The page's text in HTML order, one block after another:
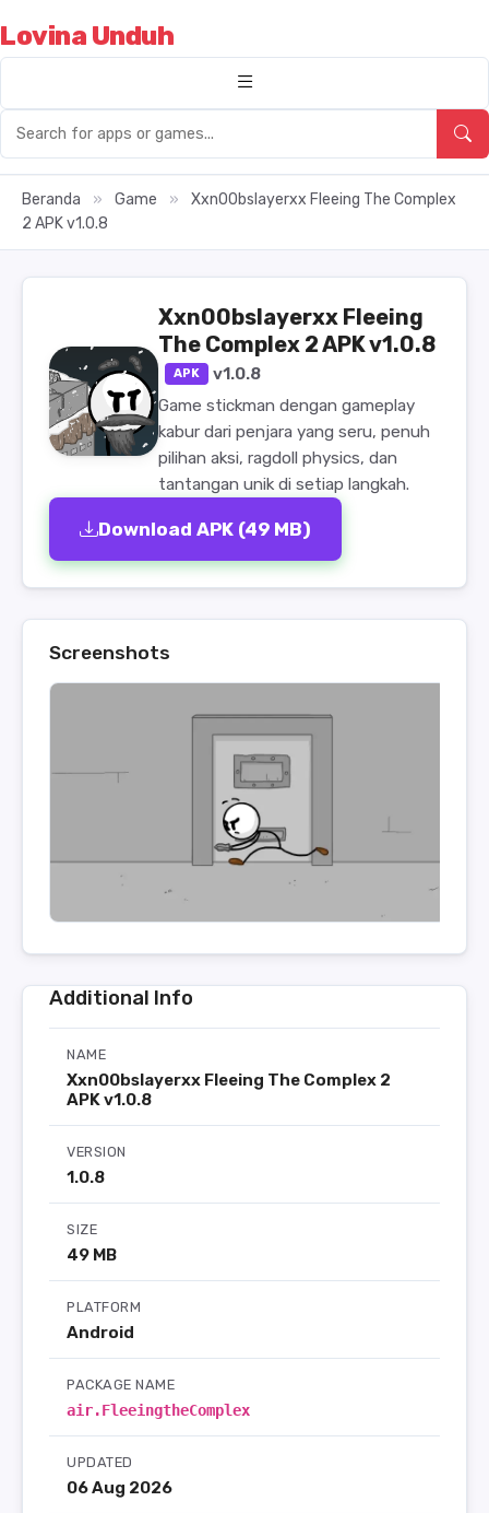
Lovina Unduh
Beranda » Game »
Xxn00bslayerxx Fleeing The Complex
2 APK v1.0.8
Xxn00bslayerxx Fleeing
The Complex 2 APK v1.0.8
APK
v1.0.8
Game stickman dengan gameplay
kabur dari penjara yang seru, penuh
pilihan aksi, ragdoll physics, dan
tantangan unik di setiap langkah.
Download APK (49 MB)
Screenshots
Additional Info
NAME
Xxn00bslayerxx Fleeing The Complex 2
APK v1.0.8
VERSION
1.0.8
SIZE
49 MB
PLATFORM
Android
PACKAGE NAME
air.FleeingtheComplex
UPDATED
06 Aug 2026